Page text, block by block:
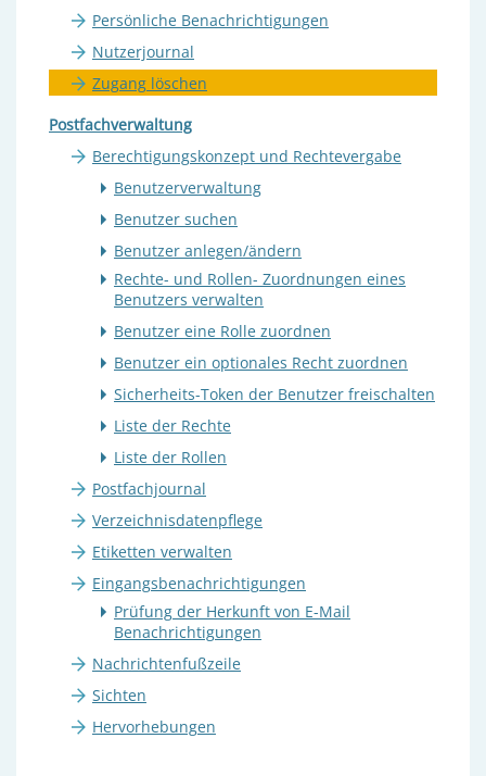
Persönliche Benachrichtigungen
Nutzerjournal
Zugang löschen
Postfachverwaltung
Berechtigungskonzept und Rechtevergabe
Benutzerverwaltung
Benutzer suchen
Benutzer anlegen/ändern
Rechte- und Rollen- Zuordnungen eines
Benutzers verwalten
Benutzer eine Rolle zuordnen
Benutzer ein optionales Recht zuordnen
Sicherheits-Token der Benutzer freischalten
Liste der Rechte
Liste der Rollen
Postfachjournal
Verzeichnisdatenpflege
Etiketten verwalten
Eingangsbenachrichtigungen
Prüfung der Herkunft von E-Mail
Benachrichtigungen
Nachrichtenfußzeile
Sichten
Hervorhebungen